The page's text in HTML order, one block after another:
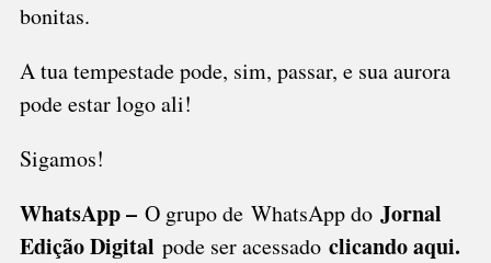
bonitas.
A tua tempestade pode, sim, passar, e sua aurora
pode estar logo ali!
Sigamos!
WhatsApp – O grupo de WhatsApp do Jornal
Edição Digital pode ser acessado clicando aqui.